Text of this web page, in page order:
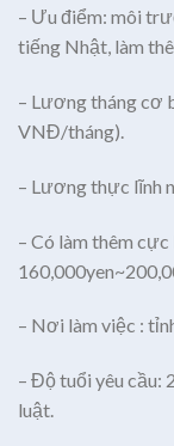
– Ưu điểm: môi
tiếng Nhật, làm
– Lương tháng cơ
VNĐ/tháng).
– Lương thực lĩnh
– Có làm thêm cực
– Nơi làm việc :
– Độ tuổi yêu cầu:
luật.